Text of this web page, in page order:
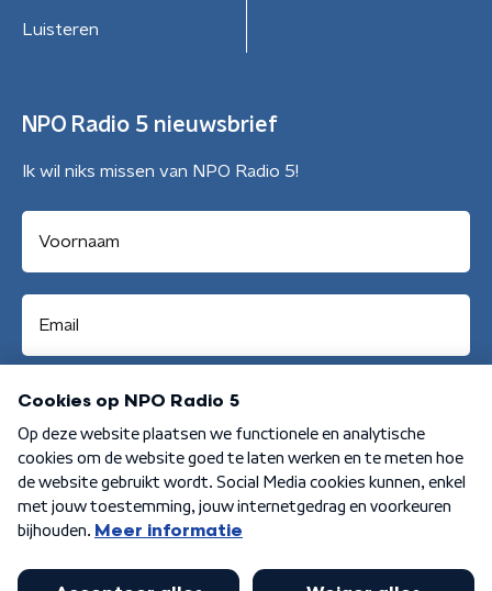
Luisteren
NPO Radio 5 nieuwsbrief
Ik wil niks missen van NPO Radio 5!
Aanmelden
Algemene voorwaarden Privacybeleid